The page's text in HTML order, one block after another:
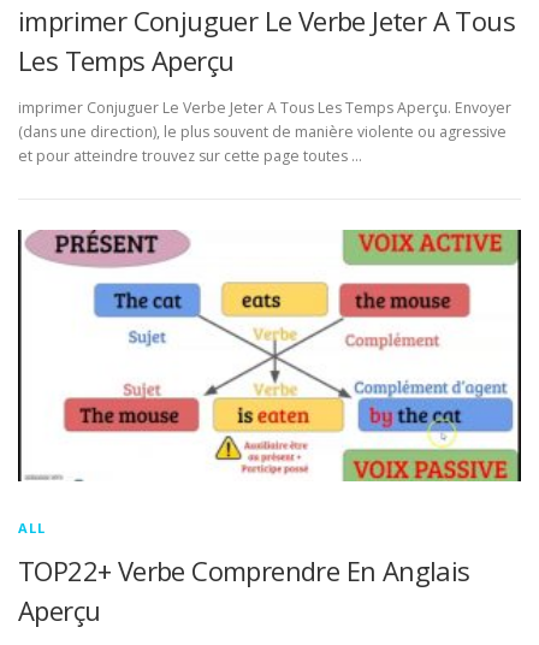
imprimer Conjuguer Le Verbe Jeter A Tous
Les Temps Aperçu
imprimer Conjuguer Le Verbe Jeter A Tous Les Temps Aperçu. Envoyer
(dans une direction), le plus souvent de manière violente ou agressive
et pour atteindre trouvez sur cette page toutes …
ALL
TOP22+ Verbe Comprendre En Anglais
Aperçu